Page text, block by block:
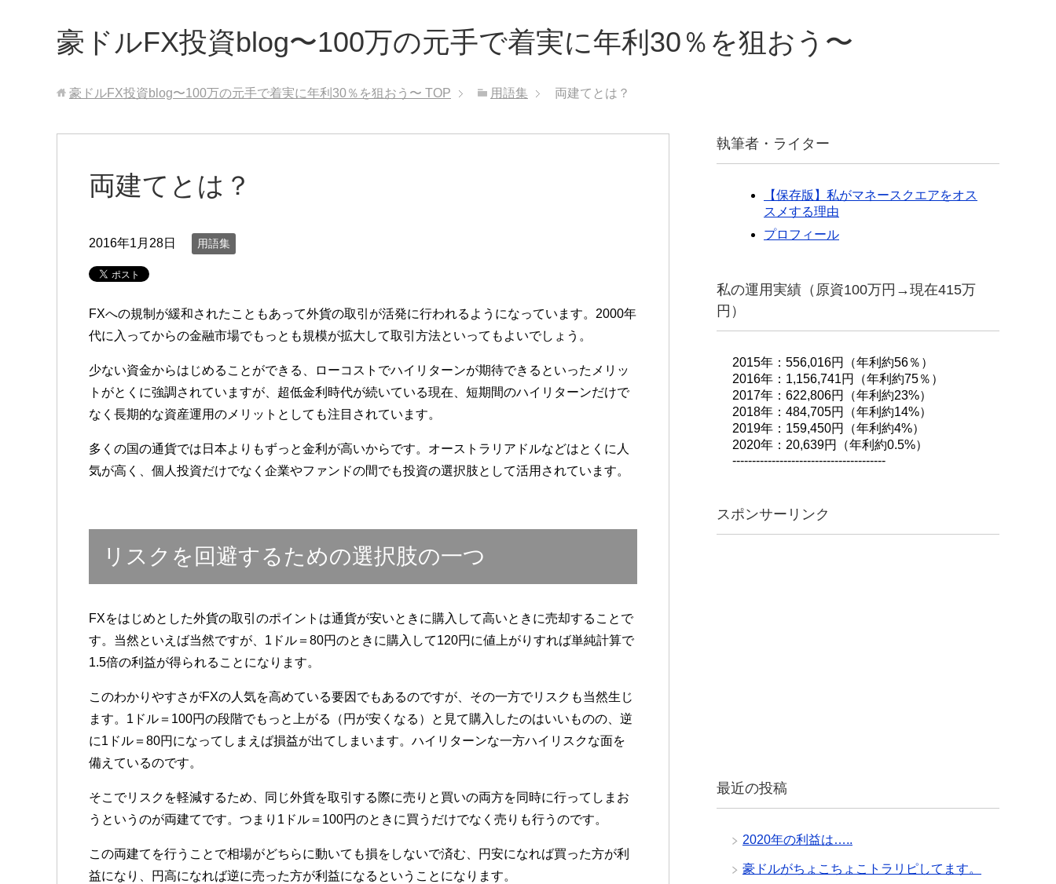
豪ドルFX投資blog〜100万の元手で着実に年利30％を狙おう〜
豪ドルFX投資blog〜100万の元手で着実に年利30％を狙おう〜 TOP 用語集 両建てとは？
両建てとは？
2016年1月28日 用語集
FXへの規制が緩和されたこともあって外貨の取引が活発に行われるようになっています。2000年
代に入ってからの金融市場でもっとも規模が拡大して取引方法といってもよいでしょう。
少ない資金からはじめることができる、ローコストでハイリターンが期待できるといったメリッ
トがとくに強調されていますが、超低金利時代が続いている現在、短期間のハイリターンだけで
なく長期的な資産運用のメリットとしても注目されています。
多くの国の通貨では日本よりもずっと金利が高いからです。オーストラリアドルなどはとくに人
気が高く、個人投資だけでなく企業やファンドの間でも投資の選択肢として活用されています。
リスクを回避するための選択肢の一つ
FXをはじめとした外貨の取引のポイントは通貨が安いときに購入して高いときに売却することで
す。当然といえば当然ですが、1ドル＝80円のときに購入して120円に値上がりすれば単純計算で
1.5倍の利益が得られることになります。
このわかりやすさがFXの人気を高めている要因でもあるのですが、その一方でリスクも当然生じ
ます。1ドル＝100円の段階でもっと上がる（円が安くなる）と見て購入したのはいいものの、逆
に1ドル＝80円になってしまえば損益が出てしまいます。ハイリターンな一方ハイリスクな面を
備えているのです。
そこでリスクを軽減するため、同じ外貨を取引する際に売りと買いの両方を同時に行ってしまお
うというのが両建てです。つまり1ドル＝100円のときに買うだけでなく売りも行うのです。
この両建てを行うことで相場がどちらに動いても損をしないで済む、円安になれば買った方が利
益になり、円高になれば逆に売った方が利益になるということになります。
執筆者・ライター
【保存版】私がマネースクエアをオス
スメする理由
プロフィール
私の運用実績（原資100万円→現在415万
円）
2015年：556,016円（年利約56％）
2016年：1,156,741円（年利約75％）
2017年：622,806円（年利約23%）
2018年：484,705円（年利約14%）
2019年：159,450円（年利約4%）
2020年：20,639円（年利約0.5%）
---------------------------------------
スポンサーリンク
最近の投稿
2020年の利益は…..
豪ドルがちょこちょこトラリピしてます。